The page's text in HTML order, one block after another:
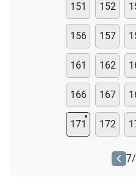
151 152
156 157
161 162
166 167
171 172
7/